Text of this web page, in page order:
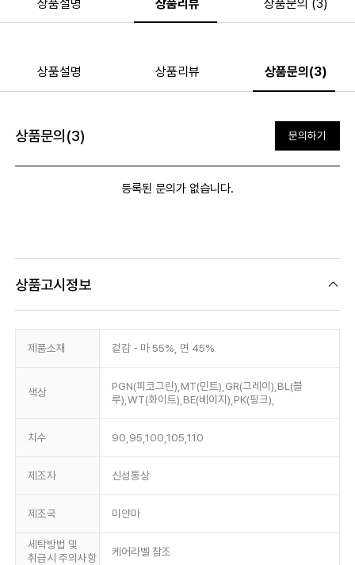
상품설명 상품리뷰 상품문의 (3)
상품설명 상품리뷰 상품문의(3)
상품문의(3) 문의하기
등록된 문의가 없습니다.
상품고시정보
제품소재 겉감 - 마 55%, 면 45%
색상
PGN(피코그린),MT(민트),GR(그레이),BL(블
루),WT(화이트),BE(베이지),PK(핑크),
치수 90,95,100,105,110
제조자 신성통상
제조국 미얀마
세탁방법 및
취급시 주의사항
케어라벨 참조